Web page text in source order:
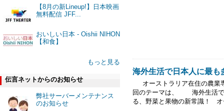
【8月の新Lineup!】日本映画
無料配信 JFF...
おいしい日本 - Oishii NIHON
【和食】
もっと見る
伝言ネットからのお知らせ
弊社サーバーメンテナンス
のお知らせ
海外生活で日本人に最
オーストラリア在住の農業
回のテーマは、 海外生活で
る、野菜と果物の新常識！